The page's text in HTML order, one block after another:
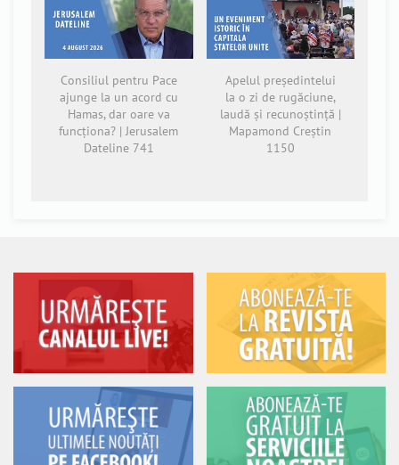
Consiliul pentru Pace
ajunge la un acord cu
Hamas, dar oare va
funcționa? | Jerusalem
Dateline 741
Apelul președintelui
la o zi de rugăciune,
laudă și recunoștință |
Mapamond Creștin
1150